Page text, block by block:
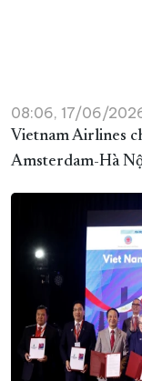
08:06, 17/06/
Vietnam Airlines
Amsterdam-Hà